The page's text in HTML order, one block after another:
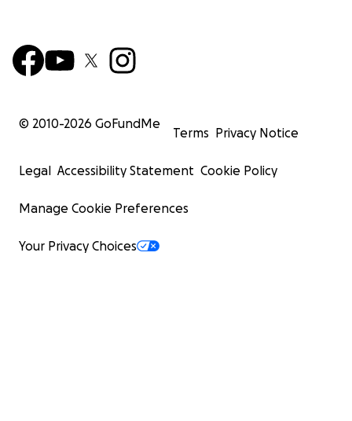
© 2010-2026 GoFundMe
Terms Privacy Notice
Legal Accessibility Statement Cookie Policy
Manage Cookie Preferences
Your Privacy Choices